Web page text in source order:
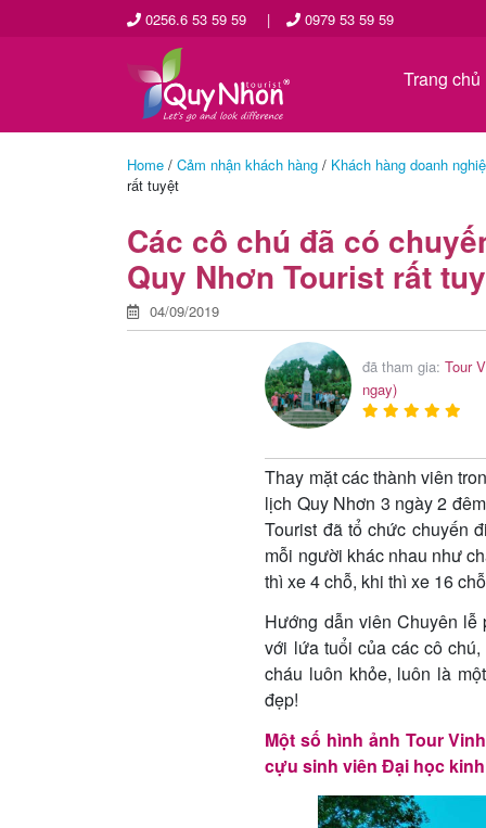
0256.6 53 59 59 | 0979 53 59 59
Trang chủ
Home / Cảm nhận khách hàng / Khách hàng doanh
rất tuyệt
Các cô chú đã có
Quy Nhơn Tourist rất
04/09/2019
đã tham gia:Tour
ngay)
Thay mặt các thành viên
lịch Quy Nhơn 3 ngày 2
Tourist đã tổ chức chuyến
mỗi người khác nhau như
thì xe 4 chỗ, khi thì xe 16
Hướng dẫn viên Chuyên lễ
với lứa tuổi của các cô
cháu luôn khỏe, luôn là
đẹp!
Một số hình ảnh Tour
cựu sinh viên Đại học